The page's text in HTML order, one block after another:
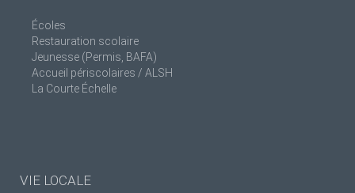
Écoles
Restauration scolaire
Jeunesse (Permis, BAFA)
Accueil périscolaires / ALSH
La Courte Échelle
VIE LOCALE